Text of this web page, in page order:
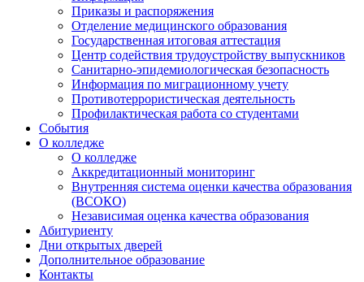
Приказы и распоряжения
Отделение медицинского образования
Государственная итоговая аттестация
Центр содействия трудоустройству выпускников
Санитарно-эпидемиологическая безопасность
Информация по миграционному учету
Противотеррористическая деятельность
Профилактическая работа со студентами
События
О колледже
О колледже
Аккредитационный мониторинг
Внутренняя система оценки качества образования
(ВСОКО)
Независимая оценка качества образования
Абитуриенту
Дни открытых дверей
Дополнительное образование
Контакты